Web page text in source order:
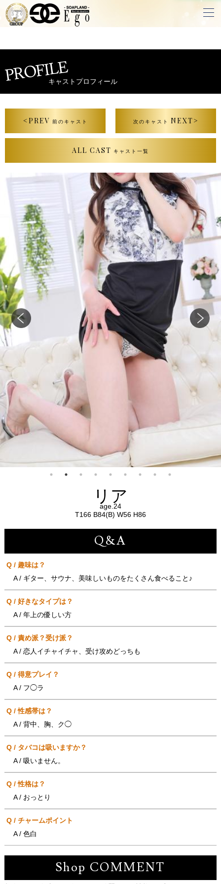
PROFILEキャストプロフィール
<PREV 前のキャスト
ALL CAST キャスト一覧
次のキャスト NEXT>
リア
age.24
T166 B84(B) W56 H86
Q&A
Q / 趣味は？
A / ギター、サウナ、美味しいものをたくさん食べること♪
Q / 好きなタイプは？
A / 年上の優しい方
Q / 責め派？受け派？
A / 恋人イチャイチャ、受け攻めどっちも
Q / 得意プレイ？
A / フ◯ラ
Q / 性感帯は？
A / 背中、胸、ク◯
Q / タバコは吸いますか？
A / 吸いません。
Q / 性格は？
A / おっとり
Q / チャームポイント
A / 色白
Shop COMMENT